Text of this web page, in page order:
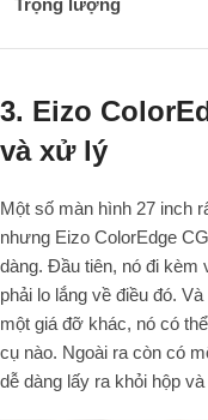
Trọng lượng
3. Eizo
và xử lý
Một số màn hình 27 inch
nhưng Eizo ColorEdge
dàng. Đầu tiên, nó đi kèm
phải lo lắng về điều đó.
một giá đỡ khác, nó có
cụ nào. Ngoài ra còn có
dễ dàng lấy ra khỏi hộp